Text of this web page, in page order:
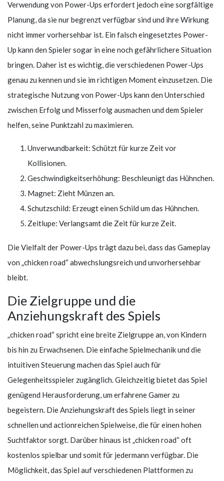
Verwendung von Power-Ups erfordert jedoch eine sorgfältige
Planung, da sie nur begrenzt verfügbar sind und ihre Wirkung
nicht immer vorhersehbar ist. Ein falsch eingesetztes Power-
Up kann den Spieler sogar in eine noch gefährlichere Situation
bringen. Daher ist es wichtig, die verschiedenen Power-Ups
genau zu kennen und sie im richtigen Moment einzusetzen. Die
strategische Nutzung von Power-Ups kann den Unterschied
zwischen Erfolg und Misserfolg ausmachen und dem Spieler
helfen, seine Punktzahl zu maximieren.
Unverwundbarkeit: Schützt für kurze Zeit vor
Kollisionen.
Geschwindigkeitserhöhung: Beschleunigt das Hühnchen.
Magnet: Zieht Münzen an.
Schutzschild: Erzeugt einen Schild um das Hühnchen.
Zeitlupe: Verlangsamt die Zeit für kurze Zeit.
Die Vielfalt der Power-Ups trägt dazu bei, dass das Gameplay
von „chicken road“ abwechslungsreich und unvorhersehbar
bleibt.
Die Zielgruppe und die
Anziehungskraft des Spiels
„chicken road“ spricht eine breite Zielgruppe an, von Kindern
bis hin zu Erwachsenen. Die einfache Spielmechanik und die
intuitiven Steuerung machen das Spiel auch für
Gelegenheitsspieler zugänglich. Gleichzeitig bietet das Spiel
genügend Herausforderung, um erfahrene Gamer zu
begeistern. Die Anziehungskraft des Spiels liegt in seiner
schnellen und actionreichen Spielweise, die für einen hohen
Suchtfaktor sorgt. Darüber hinaus ist „chicken road“ oft
kostenlos spielbar und somit für jedermann verfügbar. Die
Möglichkeit, das Spiel auf verschiedenen Plattformen zu